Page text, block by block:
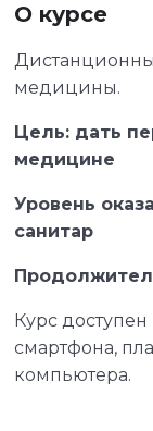
О курсе
медицины.
Цель: дать
медицине
Уровень
санитар
Курс
смартфона,
компьютера.